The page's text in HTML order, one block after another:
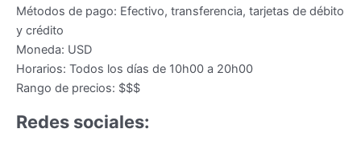
Métodos de pago: Efectivo, transferencia, tarjetas de débito
y crédito
Moneda: USD
Horarios: Todos los días de 10h00 a 20h00
Rango de precios: $$$
Redes sociales: